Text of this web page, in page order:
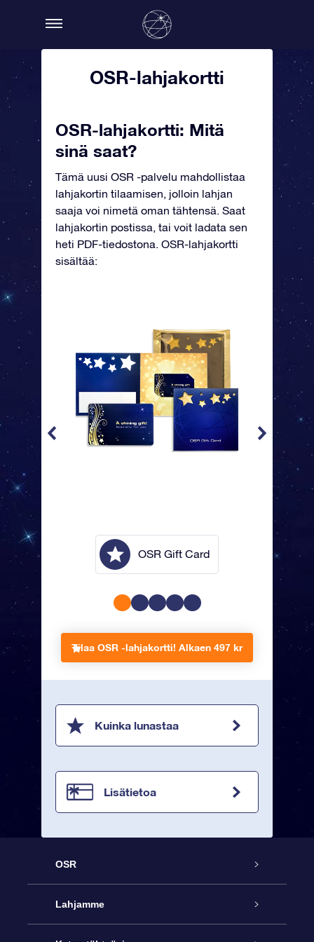
OSR-lahjakortti
OSR-lahjakortti: Mitä
sinä saat?
Tämä uusi OSR -palvelu mahdollistaa
lahjakortin tilaamisen, jolloin lahjan
saaja voi nimetä oman tähtensä. Saat
lahjakortin postissa, tai voit ladata sen
heti PDF-tiedostona. OSR-lahjakortti
sisältää:
OSR Gift Card
Tilaa OSR -lahjakortti! Alkaen 497 kr
Kuinka lunastaa
Lisätietoa
OSR
Palvelu
Lahjamme